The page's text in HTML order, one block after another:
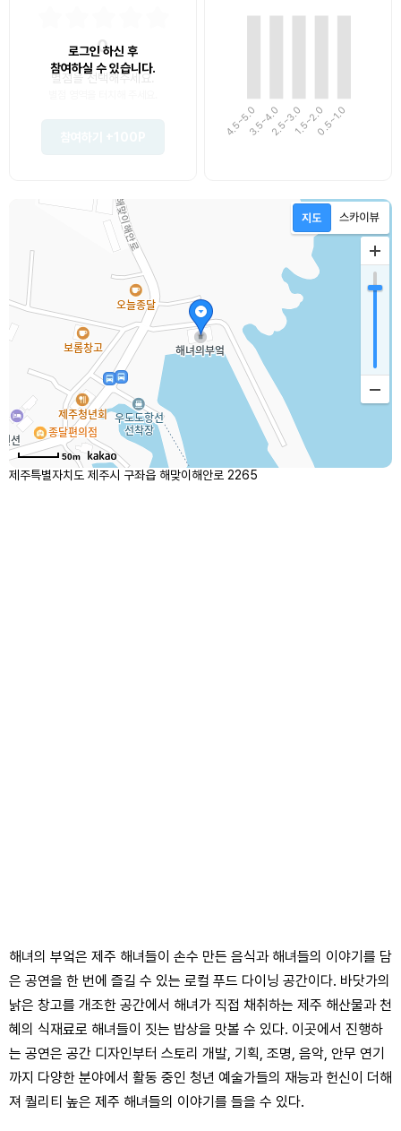
0
별점을 선택해주세요.
로그인 하신 후
참여하실 수 있습니다.
4.5~5.03.5~4.02.5~3.01.5~2.00.5~1.0
50m
제주특별자치도 제주시 구좌읍 해맞이해안로 2265
해녀의 부엌은 제주 해녀들이 손수 만든 음식과 해녀들의 이야기를 담
은 공연을 한 번에 즐길 수 있는 로컬 푸드 다이닝 공간이다. 바닷가의
낡은 창고를 개조한 공간에서 해녀가 직접 채취하는 제주 해산물과 천
혜의 식재료로 해녀들이 짓는 밥상을 맛볼 수 있다. 이곳에서 진행하
는 공연은 공간 디자인부터 스토리 개발, 기획, 조명, 음악, 안무 연기
까지 다양한 분야에서 활동 중인 청년 예술가들의 재능과 헌신이 더해
져 퀄리티 높은 제주 해녀들의 이야기를 들을 수 있다.